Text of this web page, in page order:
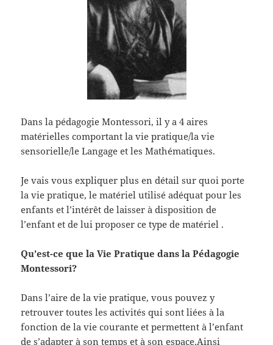
Dans la pédagogie Montessori, il y a 4 aires
matérielles comportant la vie pratique/la vie
sensorielle/le Langage et les Mathématiques.
Je vais vous expliquer plus en détail sur quoi porte
la vie pratique, le matériel utilisé adéquat pour les
enfants et l’intérêt de laisser à disposition de
l’enfant et de lui proposer ce type de matériel .
Qu’est-ce que la Vie Pratique dans la Pédagogie
Montessori?
Dans l’aire de la vie pratique, vous pouvez y
retrouver toutes les activités qui sont liées à la
fonction de la vie courante et permettent à l’enfant
de s’adapter à son temps et à son espace.Ainsi